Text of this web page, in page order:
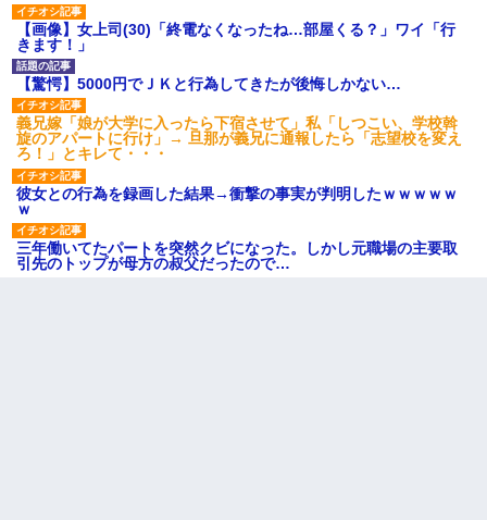
【画像】女上司(30)「終電なくなったね…部屋くる？」ワイ「行
きます！」
【驚愕】5000円でＪＫと行為してきたが後悔しかない…
義兄嫁「娘が大学に入ったら下宿させて」私「しつこい、学校斡
旋のアパートに行け」→ 旦那が義兄に通報したら「志望校を変え
ろ！」とキレて・・・
彼女との行為を録画した結果→衝撃の事実が判明したｗｗｗｗｗ
ｗ
三年働いてたパートを突然クビになった。しかし元職場の主要取
引先のトップが母方の叔父だったので…